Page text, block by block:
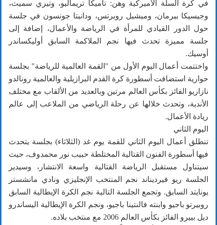
في كرة السلة الأميركية وهن: تاميكا تريماليو، وتيري سميث،
وجيسيكا بيرمان، وميشيل روبرتس، ودانيتا جونسون في جلسة
حول الدور القيادي للمرأة في الرياضة والأعمال، إضافة إلى
جلسة مميزة تحدث فيها نجم الملاكمة السابق أوليكساندر
أوسيك.
واختتمت أعمال اليوم الأول من "القمة العالمية للرياضة" بجلسة
حوارية استضافت أسطورة كرة القدم البرازيلية والعالمية رونالدو
نازاريو الفائز بكأس العالم مرتين وبالعديد من الألقاب مع مختلف
الأندية، وتحدث خلالها عن رحلة الرياضي من الملاعب إلى عالم
ريادة الأعمال.
اليوم الثاني
تنطلق أعمال اليوم الثاني للقمة يوم غد (الثلاثاء) بجلسة يتحدث
فيها أسطورة الفنون القتالية المختلطة حبيب نور محمدوف، حيث
سيتناول مستقبل الرياضة القتالية واسعة الانتشار، وسيدير
الجلسة ريو فيرديناند نجم المنتخب الإنجليزي ونادي مانشستر
يونايتد السابق. وتجمع الجلسة التالية نجم الكرة الإيطالية السابق
روبيرتو باجيو وابنته فالنتينا باجيو، ونجم الكرة الإيطالية اليساندرو
ديل بييرو الفائز بكأس العالم 2006 مع منتخب بلاده.